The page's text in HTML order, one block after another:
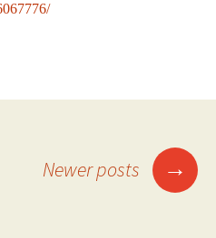
Newer posts →